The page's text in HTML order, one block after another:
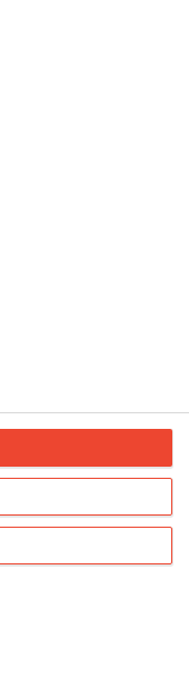
Suivez-nous
INSTAGRAM